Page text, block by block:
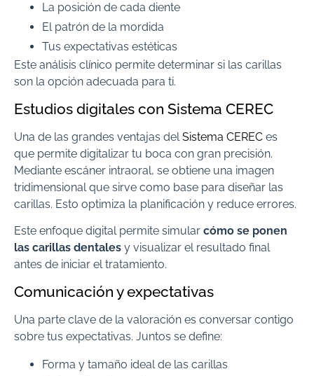
La posición de cada diente
El patrón de la mordida
Tus expectativas estéticas
Este análisis clínico permite determinar si las carillas
son la opción adecuada para ti.
Estudios digitales con Sistema CEREC
Una de las grandes ventajas del Sistema CEREC es
que permite digitalizar tu boca con gran precisión.
Mediante escáner intraoral, se obtiene una imagen
tridimensional que sirve como base para diseñar las
carillas. Esto optimiza la planificación y reduce errores.
Este enfoque digital permite simular cómo se ponen
las carillas dentales y visualizar el resultado final
antes de iniciar el tratamiento.
Comunicación y expectativas
Una parte clave de la valoración es conversar contigo
sobre tus expectativas. Juntos se define:
Forma y tamaño ideal de las carillas